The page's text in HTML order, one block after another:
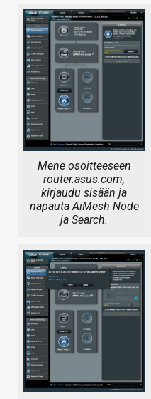
Mene osoitteeseen
router.asus.com,
kirjaudu sisään ja
napauta AiMesh Node
ja Search.